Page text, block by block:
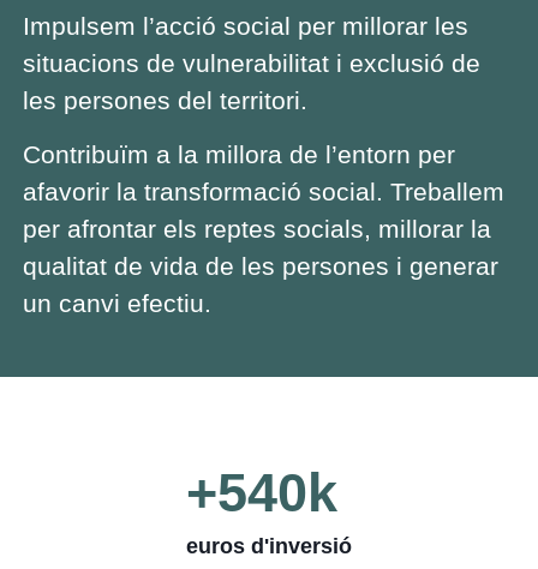
Impulsem l’acció social per millorar les
situacions de vulnerabilitat i exclusió de
les persones del territori.
Contribuïm a la millora de l’entorn per
afavorir la transformació social. Treballem
per afrontar els reptes socials, millorar la
qualitat de vida de les persones i generar
un canvi efectiu.
euros d'inversió
+540k